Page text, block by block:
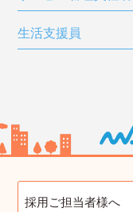
生活支援員
採用ご担当者様へ